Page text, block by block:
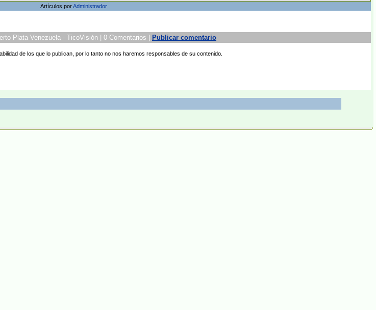
Artículos porAdministrador
Plata Venezuela - TicoVisión | 0 Comentarios |
Publicar comentario
de los que lo publican, por lo tanto no nos haremos responsables de su contenido.